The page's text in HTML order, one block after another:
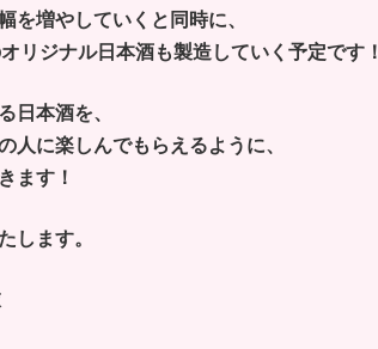
を増やしていくと同時に、
リジナル日本酒も製造していく予定です！
日本酒を、
人に楽しんでもらえるように、
ます！
します。